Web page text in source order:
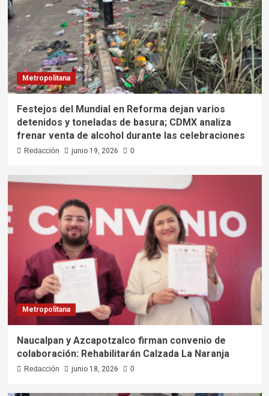
Metropolitana
Festejos del Mundial en Reforma dejan varios
detenidos y toneladas de basura; CDMX analiza
frenar venta de alcohol durante las celebraciones
Redacción junio 19, 2026 0
Metropolitana
Naucalpan y Azcapotzalco firman convenio de
colaboración: Rehabilitarán Calzada La Naranja
Redacción junio 18, 2026 0